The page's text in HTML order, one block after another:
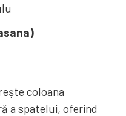
coloana
a spatelui, oferind